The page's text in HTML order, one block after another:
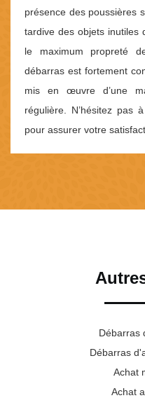
présence des poussières
tardive des objets inutiles
le maximum propreté
débarras est fortement
mis en œuvre d’une
régulière. N’hésitez pas
pour assurer votre
Débarras
Débarras
Achat
Achat